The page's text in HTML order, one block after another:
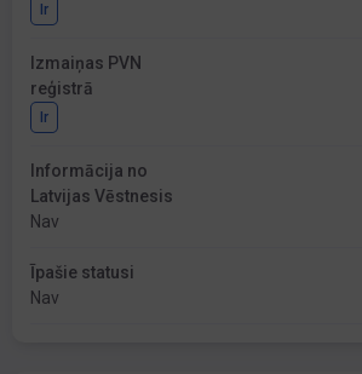
Ir
Izmaiņas PVN
reģistrā
Ir
Informācija no
Latvijas Vēstnesis
Nav
Īpašie statusi
Nav